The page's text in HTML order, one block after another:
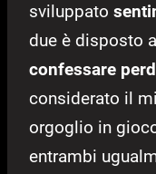
sviluppato
due è disposto
confessare
considerato il
orgoglio in
entrambi